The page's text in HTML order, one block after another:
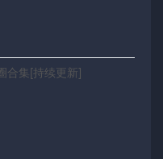
合集[持续更新]